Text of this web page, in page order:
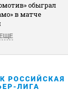
обыграл
в матче
ЕЩЕ
РОССИЙСКАЯ
ЛИГА